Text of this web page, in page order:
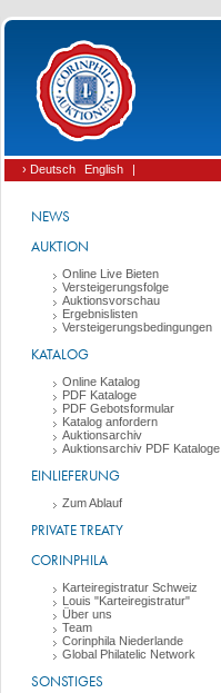
› Deutsch English |
NEWS
AUKTION
Online Live Bieten
Versteigerungsfolge
Auktionsvorschau
Ergebnislisten
Versteigerungsbedingungen
KATALOG
Online Katalog
PDF Kataloge
PDF Gebotsformular
Katalog anfordern
Auktionsarchiv
Auktionsarchiv PDF Kataloge
EINLIEFERUNG
Zum Ablauf
PRIVATE TREATY
CORINPHILA
Karteiregistratur Schweiz
Louis "Karteiregistratur"
Über uns
Team
Corinphila Niederlande
Global Philatelic Network
SONSTIGES